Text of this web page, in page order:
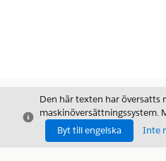
Stäng
Den här texten har översatts
maskinöversättningssystem.
Byt till engelska
Inte